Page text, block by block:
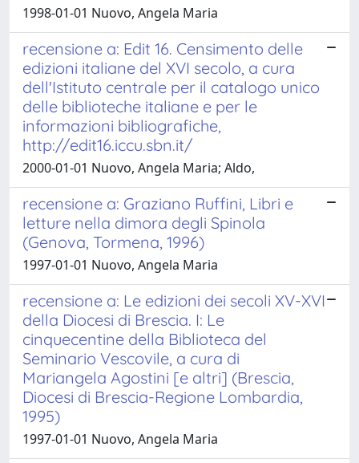
1998-01-01 Nuovo, Angela Maria
recensione a: Edit 16. Censimento delle
edizioni italiane del XVI secolo, a cura
dell'Istituto centrale per il catalogo unico
delle biblioteche italiane e per le
informazioni bibliografiche,
http://edit16.iccu.sbn.it/
2000-01-01 Nuovo, Angela Maria; Aldo,
recensione a: Graziano Ruffini, Libri e
letture nella dimora degli Spinola
(Genova, Tormena, 1996)
1997-01-01 Nuovo, Angela Maria
recensione a: Le edizioni dei secoli XV-XVI
della Diocesi di Brescia. I: Le
cinquecentine della Biblioteca del
Seminario Vescovile, a cura di
Mariangela Agostini [e altri] (Brescia,
Diocesi di Brescia-Regione Lombardia,
1995)
1997-01-01 Nuovo, Angela Maria